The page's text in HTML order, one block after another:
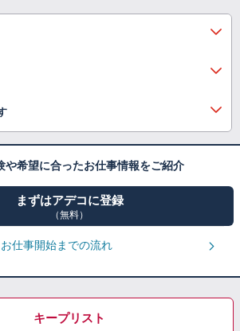
や希望に合ったお仕事情報をご紹介
まずはアデコに登録
（無料）
お仕事開始までの流れ
キープリスト